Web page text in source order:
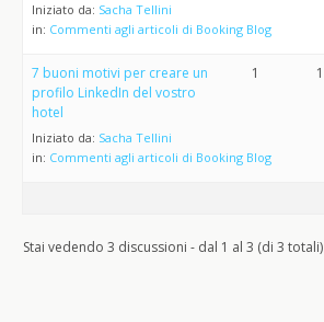
Iniziato da: Sacha Tellini
in: Commenti agli articoli di Booking Blog
7 buoni motivi per creare un
profilo LinkedIn del vostro
hotel
Iniziato da: Sacha Tellini
in: Commenti agli articoli di Booking Blog
1 1
Stai vedendo 3 discussioni - dal 1 al 3 (di 3 totali)